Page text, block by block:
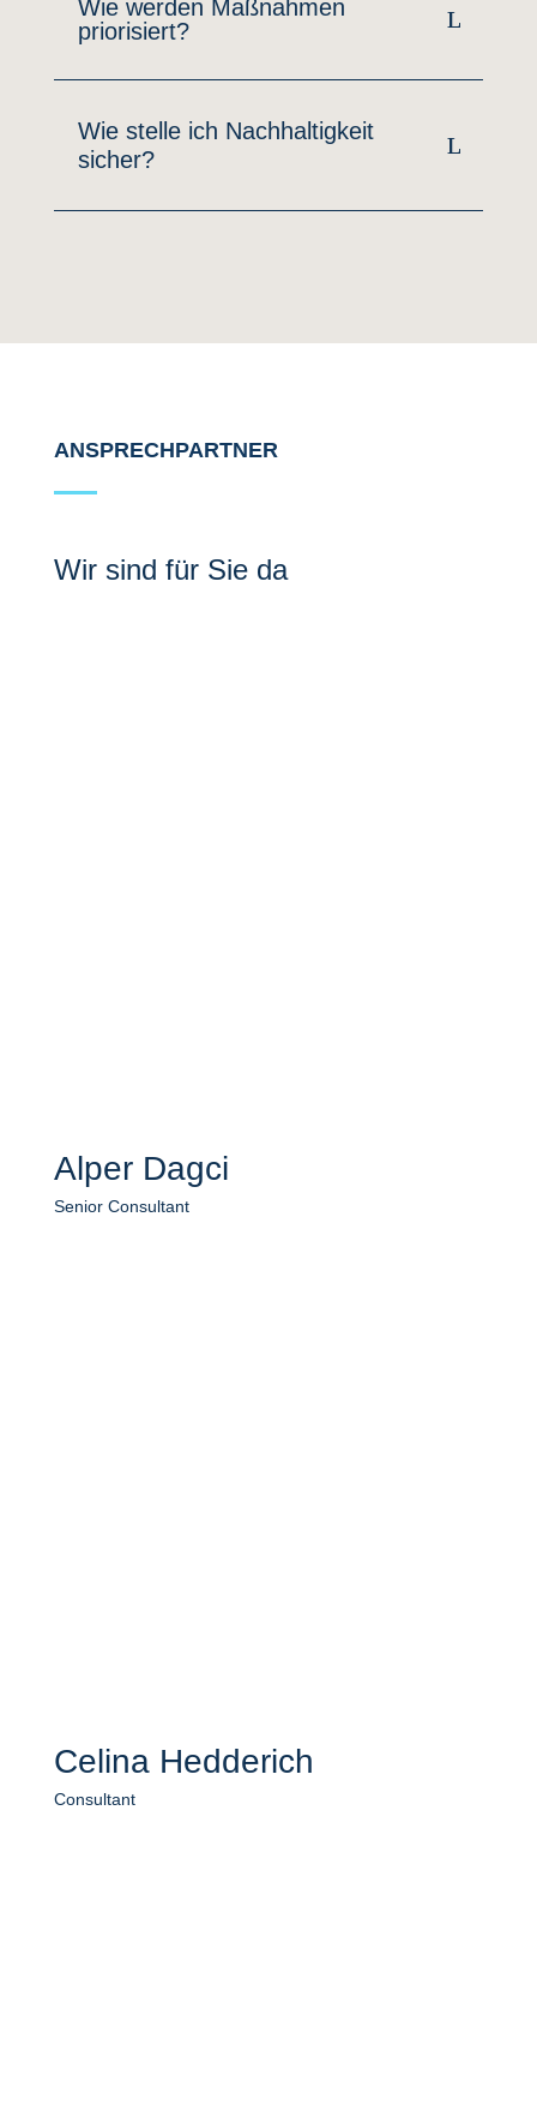
Wie werden Maßnahmen
priorisiert?
Wie stelle ich Nachhaltigkeit
sicher?
ANSPRECHPARTNER
Wir sind für Sie da
Alper Dagci
Senior Consultant
Celina Hedderich
Consultant